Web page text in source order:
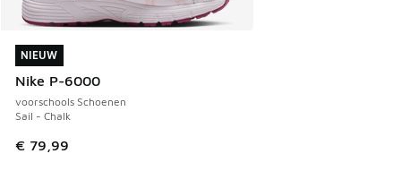
NIEUW
Nike P-6000
voorschools Schoenen
Sail - Chalk
€ 79,99
NIEUW